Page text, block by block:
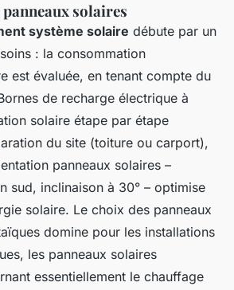
solaires
système solaire débute par un
: la consommation
est évaluée, en tenant compte du
de recharge électrique à
solaire étape par étape
du site (toiture ou carport),
panneaux solaires –
sud, inclinaison à 30° – optimise
solaire. Le choix des panneaux
domine pour les installations
les panneaux solaires
essentiellement le chauffage